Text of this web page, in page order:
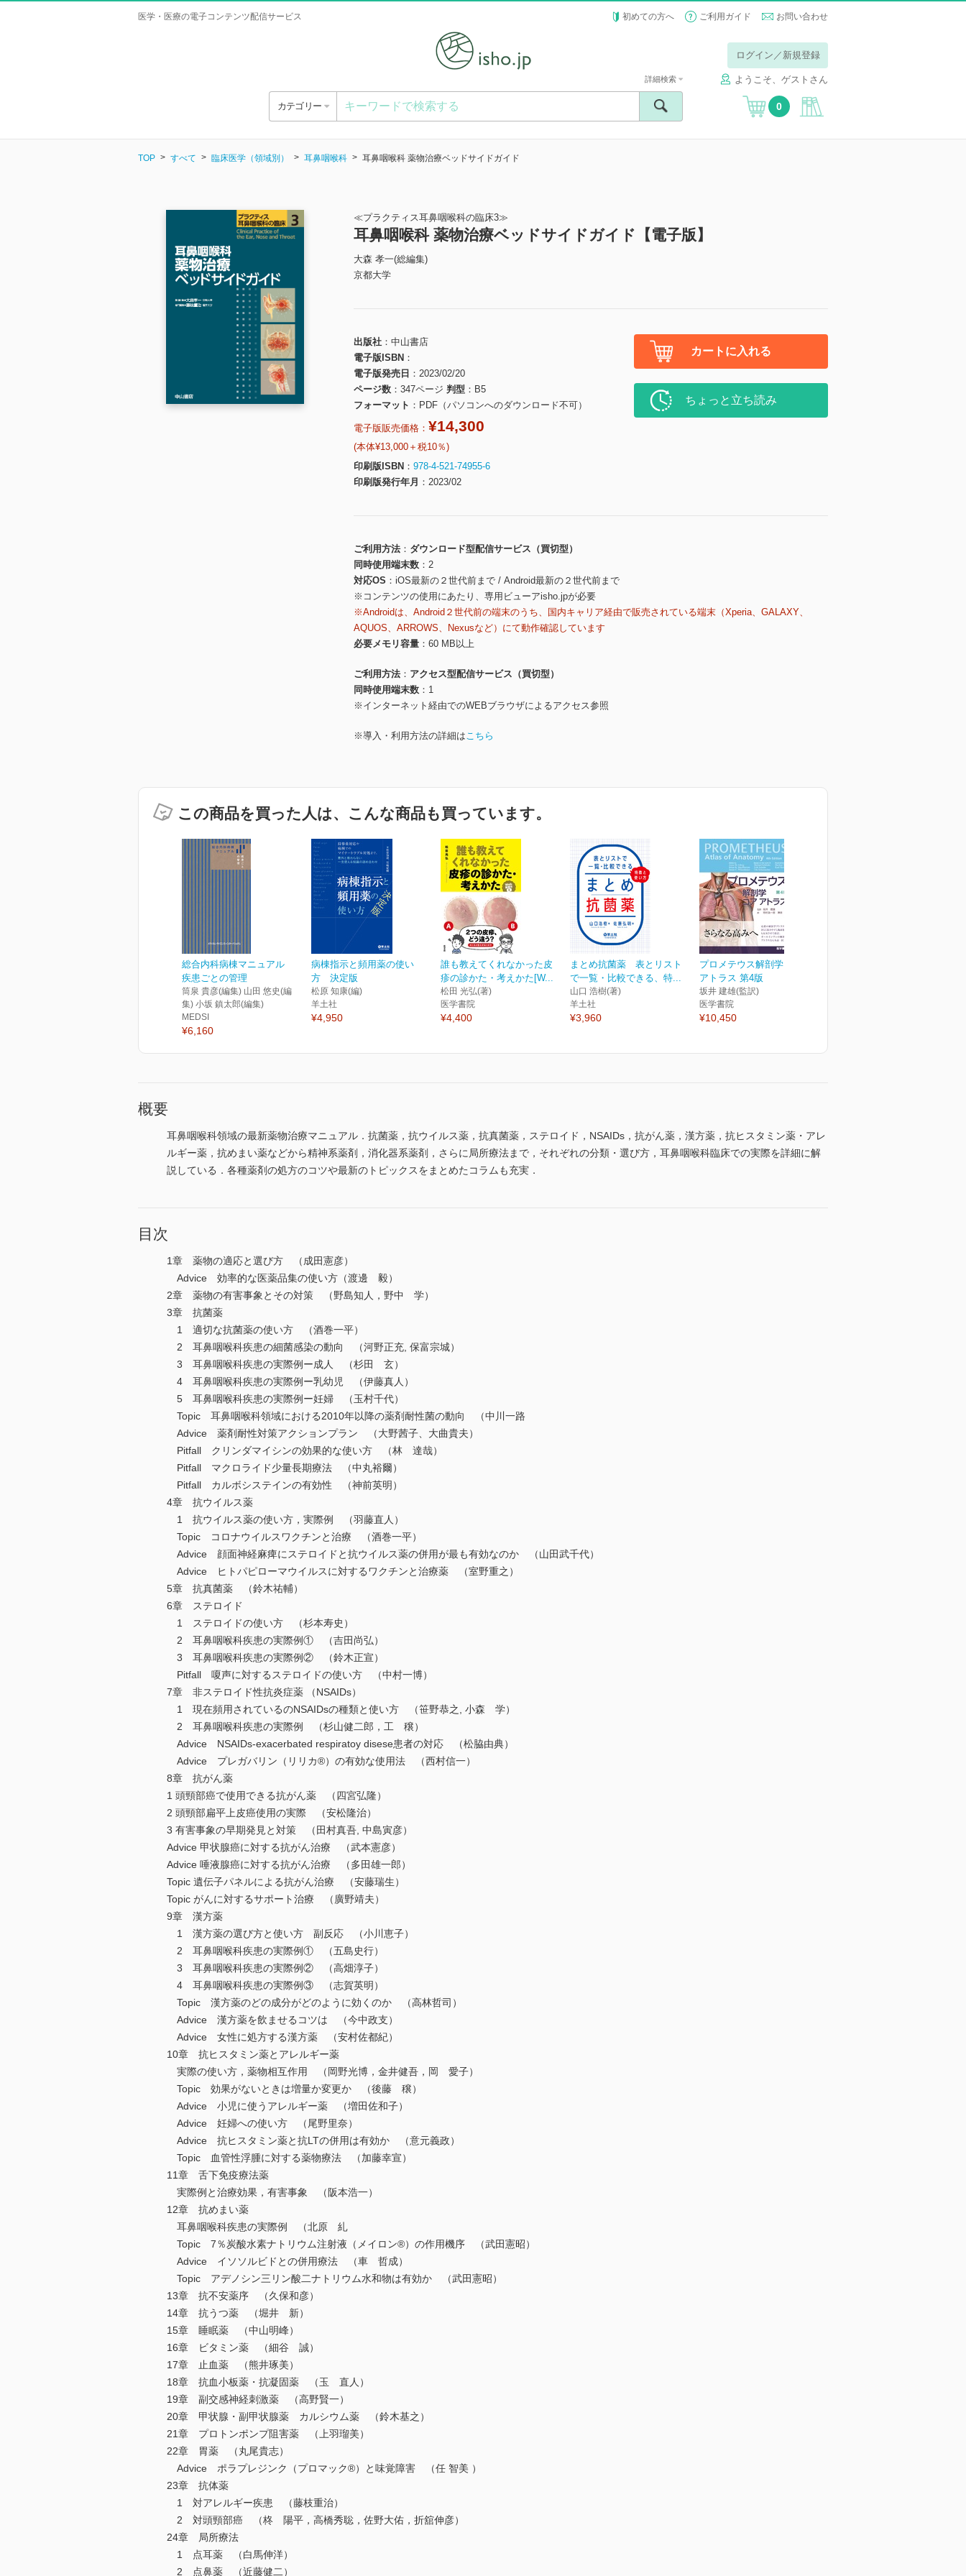
医学・医療の電子コンテンツ配信サービス 初めての方へ ご利用ガイド お問い合わせ
ログイン／新規登録
ようこそ、ゲストさん
カテゴリー
詳細検索
0
TOP すべて 臨床医学（領域別） 耳鼻咽喉科 耳鼻咽喉科 薬物治療ベッドサイドガイド
≪プラクティス耳鼻咽喉科の臨床3≫
耳鼻咽喉科 薬物治療ベッドサイドガイド【電子版】
大森 孝一(総編集)
京都大学
出版社
中山書店
電子版ISBN
電子版発売日
2023/02/20
ページ数
347ページ 判型
B5
フォーマット
PDF（パソコンへのダウンロード不可）
電子版販売価格： ¥14,300
(本体¥13,000＋税10％)
印刷版ISBN
978-4-521-74955-6
印刷版発行年月
2023/02
カートに入れる
ちょっと立ち読み
ご利用方法
ダウンロード型配信サービス（買切型）
同時使用端末数
2
対応OS
iOS最新の２世代前まで / Android最新の２世代前まで
※コンテンツの使用にあたり、専用ビューアisho.jpが必要
※Androidは、Android２世代前の端末のうち、国内キャリア経由で販売されている端末（Xperia、GALAXY、
AQUOS、ARROWS、Nexusなど）にて動作確認しています
必要メモリ容量
60 MB以上
ご利用方法
アクセス型配信サービス（買切型）
同時使用端末数
1
※インターネット経由でのWEBブラウザによるアクセス参照
※導入・利用方法の詳細はこちら
この商品を買った人は、こんな商品も買っています。
総合内科病棟マニュアル
疾患ごとの管理
筒泉 貴彦(編集) 山田 悠史(編
集) 小坂 鎮太郎(編集)
MEDSI
¥6,160
病棟指示と頻用薬の使い
方 決定版
松原 知康(編)
羊土社
¥4,950
誰も教えてくれなかった皮
疹の診かた・考えかた[W...
松田 光弘(著)
医学書院
¥4,400
まとめ抗菌薬 表とリスト
で一覧・比較できる、特...
山口 浩樹(著)
羊土社
¥3,960
プロメテウス解剖学 コア
アトラス 第4版
坂井 建雄(監訳)
医学書院
¥10,450
概要
耳鼻咽喉科領域の最新薬物治療マニュアル．抗菌薬，抗ウイルス薬，抗真菌薬，ステロイド，NSAIDs，抗がん薬，漢方薬，抗ヒスタミン薬・アレ
ルギー薬，抗めまい薬などから精神系薬剤，消化器系薬剤，さらに局所療法まで，それぞれの分類・選び方，耳鼻咽喉科臨床での実際を詳細に解
説している．各種薬剤の処方のコツや最新のトピックスをまとめたコラムも充実．
目次
1章 薬物の適応と選び方 （成田憲彦）
Advice 効率的な医薬品集の使い方（渡邊 毅）
2章 薬物の有害事象とその対策 （野島知人，野中 学）
3章 抗菌薬
1 適切な抗菌薬の使い方 （酒巻一平）
2 耳鼻咽喉科疾患の細菌感染の動向 （河野正充, 保富宗城）
3 耳鼻咽喉科疾患の実際例ー成人 （杉田 玄）
4 耳鼻咽喉科疾患の実際例ー乳幼児 （伊藤真人）
5 耳鼻咽喉科疾患の実際例ー妊婦 （玉村千代）
Topic 耳鼻咽喉科領域における2010年以降の薬剤耐性菌の動向 （中川一路
Advice 薬剤耐性対策アクションプラン （大野茜子、大曲貴夫）
Pitfall クリンダマイシンの効果的な使い方 （林 達哉）
Pitfall マクロライド少量長期療法 （中丸裕爾）
Pitfall カルボシステインの有効性 （神前英明）
4章 抗ウイルス薬
1 抗ウイルス薬の使い方，実際例 （羽藤直人）
Topic コロナウイルスワクチンと治療 （酒巻一平）
Advice 顔面神経麻痺にステロイドと抗ウイルス薬の併用が最も有効なのか （山田武千代）
Advice ヒトパピローマウイルスに対するワクチンと治療薬 （室野重之）
5章 抗真菌薬 （鈴木祐輔）
6章 ステロイド
1 ステロイドの使い方 （杉本寿史）
2 耳鼻咽喉科疾患の実際例① （吉田尚弘）
3 耳鼻咽喉科疾患の実際例② （鈴木正宣）
Pitfall 嗄声に対するステロイドの使い方 （中村一博）
7章 非ステロイド性抗炎症薬 （NSAIDs）
1 現在頻用されているのNSAIDsの種類と使い方 （笹野恭之, 小森 学）
2 耳鼻咽喉科疾患の実際例 （杉山健二郎，工 穣）
Advice NSAIDs-exacerbated respiratoy disese患者の対応 （松脇由典）
Advice プレガバリン（リリカ®）の有効な使用法 （西村信一）
8章 抗がん薬
1 頭頸部癌で使用できる抗がん薬 （四宮弘隆）
2 頭頸部扁平上皮癌使用の実際 （安松隆治）
3 有害事象の早期発見と対策 （田村真吾, 中島寅彦）
Advice 甲状腺癌に対する抗がん治療 （武本憲彦）
Advice 唾液腺癌に対する抗がん治療 （多田雄一郎）
Topic 遺伝子パネルによる抗がん治療 （安藤瑞生）
Topic がんに対するサポート治療 （廣野靖夫）
9章 漢方薬
1 漢方薬の選び方と使い方 副反応 （小川恵子）
2 耳鼻咽喉科疾患の実際例① （五島史行）
3 耳鼻咽喉科疾患の実際例② （高畑淳子）
4 耳鼻咽喉科疾患の実際例③ （志賀英明）
Topic 漢方薬のどの成分がどのように効くのか （高林哲司）
Advice 漢方薬を飲ませるコツは （今中政支）
Advice 女性に処方する漢方薬 （安村佐都紀）
10章 抗ヒスタミン薬とアレルギー薬
実際の使い方，薬物相互作用 （岡野光博，金井健吾，岡 愛子）
Topic 効果がないときは増量か変更か （後藤 穣）
Advice 小児に使うアレルギー薬 （増田佐和子）
Advice 妊婦への使い方 （尾野里奈）
Advice 抗ヒスタミン薬と抗LTの併用は有効か （意元義政）
Topic 血管性浮腫に対する薬物療法 （加藤幸宣）
11章 舌下免疫療法薬
実際例と治療効果，有害事象 （阪本浩一）
12章 抗めまい薬
耳鼻咽喉科疾患の実際例 （北原 糺
Topic 7％炭酸水素ナトリウム注射液（メイロン®）の作用機序 （武田憲昭）
Advice イソソルビドとの併用療法 （車 哲成）
Topic アデノシン三リン酸二ナトリウム水和物は有効か （武田憲昭）
13章 抗不安薬序 （久保和彦）
14章 抗うつ薬 （堀井 新）
15章 睡眠薬 （中山明峰）
16章 ビタミン薬 （細谷 誠）
17章 止血薬 （熊井琢美）
18章 抗血小板薬・抗凝固薬 （玉 直人）
19章 副交感神経刺激薬 （高野賢一）
20章 甲状腺・副甲状腺薬 カルシウム薬 （鈴木基之）
21章 プロトンポンプ阻害薬 （上羽瑠美）
22章 胃薬 （丸尾貴志）
Advice ポラプレジンク（プロマック®）と味覚障害 （任 智美 ）
23章 抗体薬
1 対アレルギー疾患 （藤枝重治）
2 対頭頸部癌 （柊 陽平，高橋秀聡，佐野大佑，折舘伸彦）
24章 局所療法
1 点耳薬 （白馬伸洋）
2 点鼻薬 （近藤健二）